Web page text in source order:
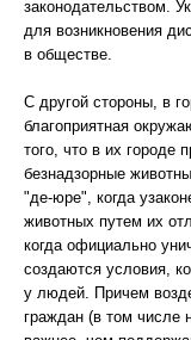
законодательством.
для возникновения
в обществе.
С другой стороны, в
благоприятная
того, что в их городе
безнадзорные
"де-юре", когда
животных путем их
когда официально
создаются условия,
у людей. Причем
граждан (в том числе